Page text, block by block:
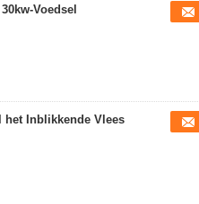
Voedsel
het Inblikkende Vlees